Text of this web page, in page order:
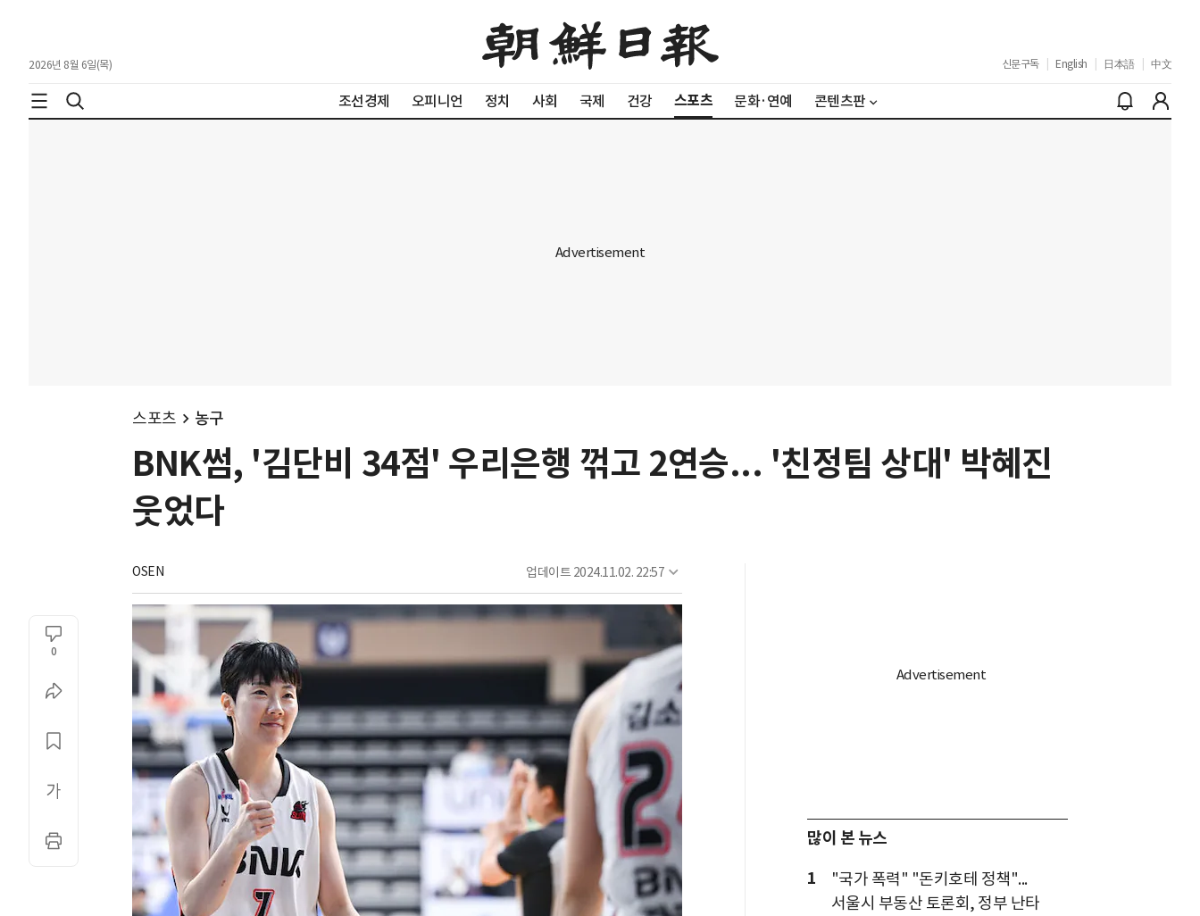
2026년 8월 6일(목) 신문구독 English 日本語 中文
조선경제 오피니언 정치 사회 국제 건강 스포츠 문화·연예 콘텐츠판
스포츠 농구
BNK썸, '김단비 34점' 우리은행 꺾고 2연승... '친정팀 상대' 박혜진
웃었다
OSEN 업데이트 2024.11.02. 22:57
0
많이 본 뉴스
1
"국가 폭력" "돈키호테 정책"...
서울시 부동산 토론회, 정부 난타